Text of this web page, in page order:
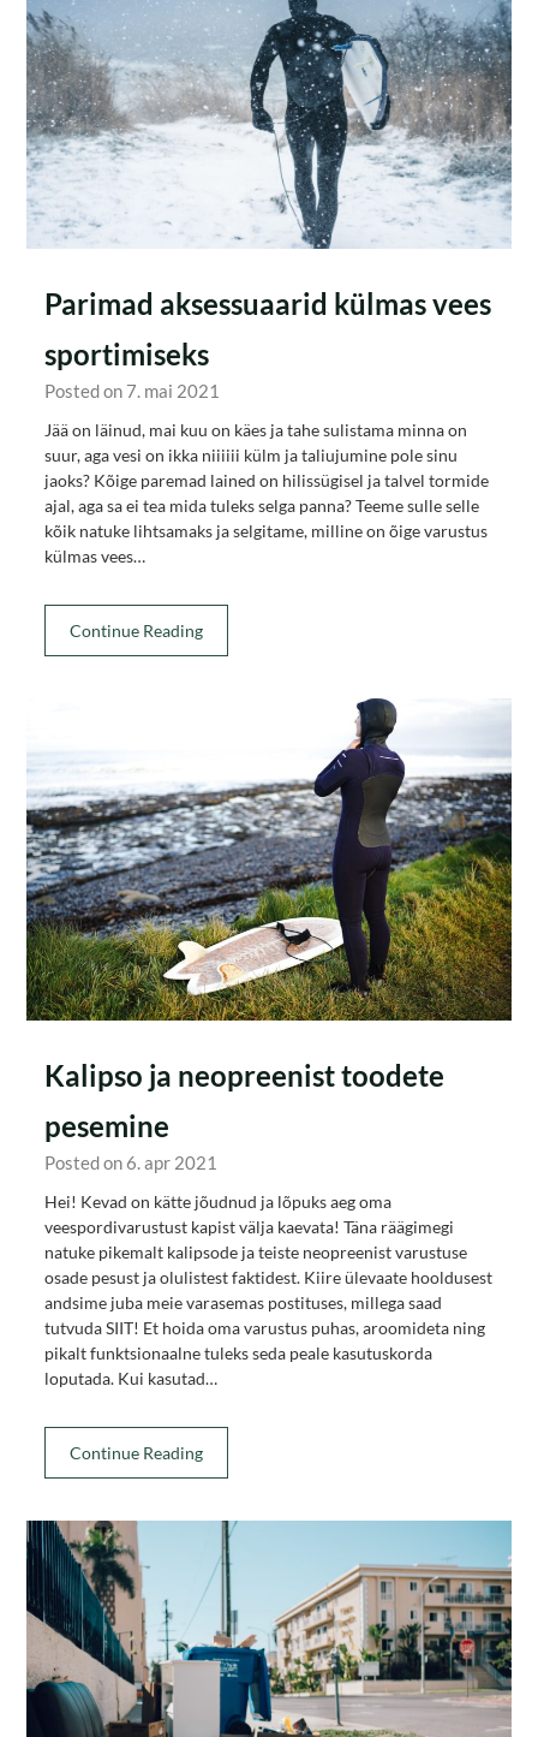
Parimad aksessuaarid külmas vees
sportimiseks
Posted on 7. mai 2021
Jää on läinud, mai kuu on käes ja tahe sulistama minna on
suur, aga vesi on ikka niiiiii külm ja taliujumine pole sinu
jaoks? Kõige paremad lained on hilissügisel ja talvel tormide
ajal, aga sa ei tea mida tuleks selga panna? Teeme sulle selle
kõik natuke lihtsamaks ja selgitame, milline on õige varustus
külmas vees…
Continue Reading
Kalipso ja neopreenist toodete
pesemine
Posted on 6. apr 2021
Hei! Kevad on kätte jõudnud ja lõpuks aeg oma
veespordivarustust kapist välja kaevata! Täna räägimegi
natuke pikemalt kalipsode ja teiste neopreenist varustuse
osade pesust ja olulistest faktidest. Kiire ülevaate hooldusest
andsime juba meie varasemas postituses, millega saad
tutvuda SIIT! Et hoida oma varustus puhas, aroomideta ning
pikalt funktsionaalne tuleks seda peale kasutuskorda
loputada. Kui kasutad…
Continue Reading